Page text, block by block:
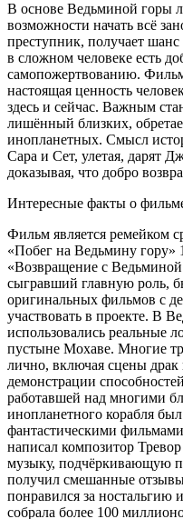
В основе Ведьминой горы
возможности начать всё
преступник, получает шанс
в сложном человеке есть
самопожертвованию.
настоящая ценность
здесь и сейчас. Важным
лишённый близких,
инопланетных. Смысл
Сара и Сет, улетая, дарят
доказывая, что добро
Интересные факты о
Фильм является ремейком
«Побег на Ведьмину гору»
«Возвращение с
сыгравший главную роль,
оригинальных фильмов с
участвовать в проекте. В
использовались реальные
пустыне Мохаве. Многие
лично, включая сцены
демонстрации
работавшей над многими
инопланетного корабля
фантастическими
написал композитор
музыку, подчёркивающую
получил смешанные
понравился за ностальгию
собрала более 100